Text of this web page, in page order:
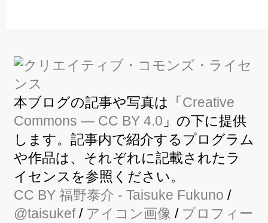
本ブログの記事や写真は「Creative
Commons — CC BY 4.0 」の下に提供
します。記事内で紹介するプログラム
や作品は、それぞれに記載されたラ
イセンスを参照ください。
CC BY 福野泰介 - Taisuke Fukuno /
@taisukef/ アイコン画像 / プロフィー